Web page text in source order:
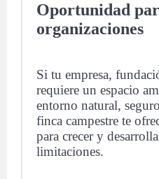
Oportunidad
organizaciones
Si tu empresa,
requiere un espacio
entorno natural,
finca campestre te
para crecer y
limitaciones.